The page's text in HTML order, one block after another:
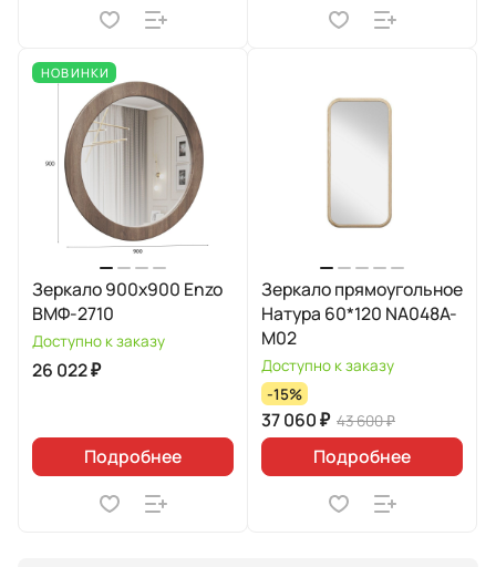
НОВИНКИ
Зеркало 900х900 Enzo
ВМФ-2710
Доступно к заказу
26 022 ₽
Подробнее
Зеркало прямоугольное
Натура 60*120 NA048A-
M02
Доступно к заказу
-15%
37 060 ₽ 43 600 ₽
Подробнее